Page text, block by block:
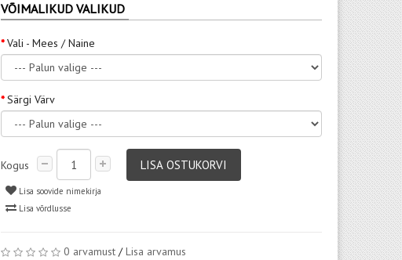
VÕIMALIKUD VALIKUD
Vali - Mees / Naine
Särgi Värv
Kogus LISA OSTUKORVI
Lisa soovide nimekirja
Lisa võrdlusse
0 arvamust /Lisa arvamus